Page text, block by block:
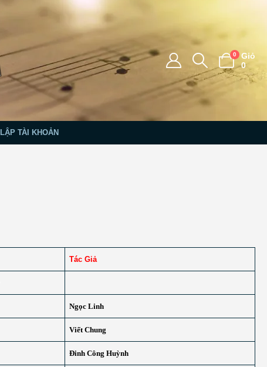
0
Giỏ
0
LẬP TÀI KHOẢN
Tác Giả
Ngọc Linh
Viết Chung
Đinh Công Huỳnh